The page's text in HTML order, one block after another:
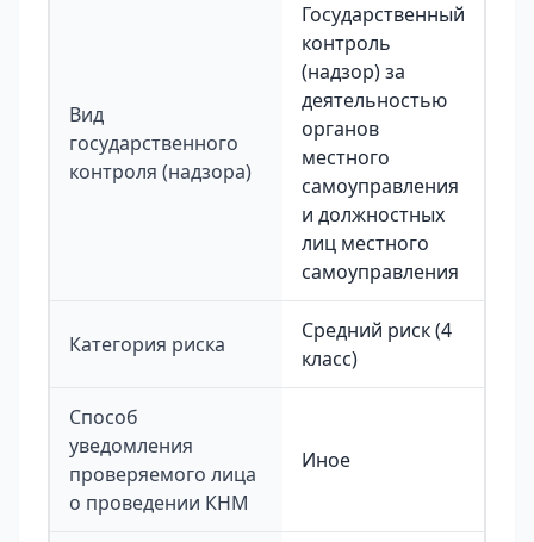
Вид
государственного
контроля (надзора)
Государственный
контроль
(надзор) за
деятельностью
органов
местного
самоуправления
и должностных
лиц местного
самоуправления
Категория риска
Средний риск (4
класс)
Способ
уведомления
проверяемого лица
о проведении КНМ
Иное